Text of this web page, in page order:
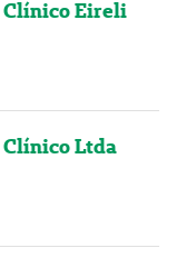
Clínico Eireli
Clínico Ltda